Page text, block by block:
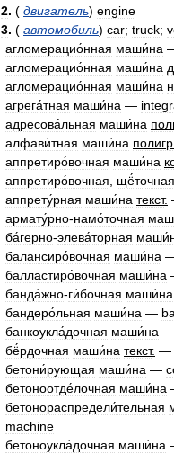
2. ( двигатель) engine
3. ( автомобиль) car; truck;
агломерацио́нная маши́на
агломерацио́нная маши́на
агломерацио́нная маши́на
агрега́тная маши́на —
адресова́льная маши́на
алфави́тная маши́на полигр
аппретиро́вочная маши́на
аппретиро́вочная
щё́точная
аппрету́рная маши́на текст.
армату́рно-намо́точная
ба́герно-элева́торная
балансиро́вочная маши́на
балластиро́вочная маши́на
банда́жно-ги́бочная маши́на
бандеро́льная маши́на —
банкоукла́дочная маши́на —
бё́рдочная маши́на текст. —
бетони́рующая маши́на —
бетоноотде́лочная маши́на
бетонораспредели́тельная
machine
бетоноукла́дочная маши́на